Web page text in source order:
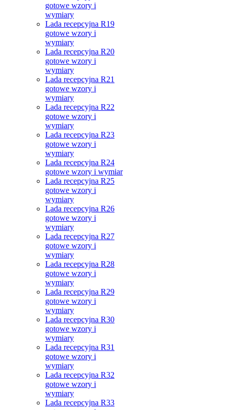
gotowe wzory i
wymiary
Lada recepcyjna R19
gotowe wzory i
wymiary
Lada recepcyjna R20
gotowe wzory i
wymiary
Lada recepcyjna R21
gotowe wzory i
wymiary
Lada recepcyjna R22
gotowe wzory i
wymiary
Lada recepcyjna R23
gotowe wzory i
wymiary
Lada recepcyjna R24
gotowe wzory i wymiar
Lada recepcyjna R25
gotowe wzory i
wymiary
Lada recepcyjna R26
gotowe wzory i
wymiary
Lada recepcyjna R27
gotowe wzory i
wymiary
Lada recepcyjna R28
gotowe wzory i
wymiary
Lada recepcyjna R29
gotowe wzory i
wymiary
Lada recepcyjna R30
gotowe wzory i
wymiary
Lada recepcyjna R31
gotowe wzory i
wymiary
Lada recepcyjna R32
gotowe wzory i
wymiary
Lada recepcyjna R33